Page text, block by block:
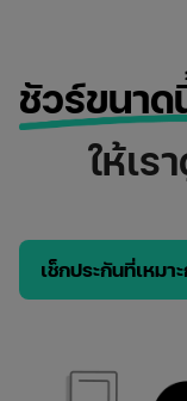
ชัวร์ขนาด
ให้เร
เช็กประกันที่เหม